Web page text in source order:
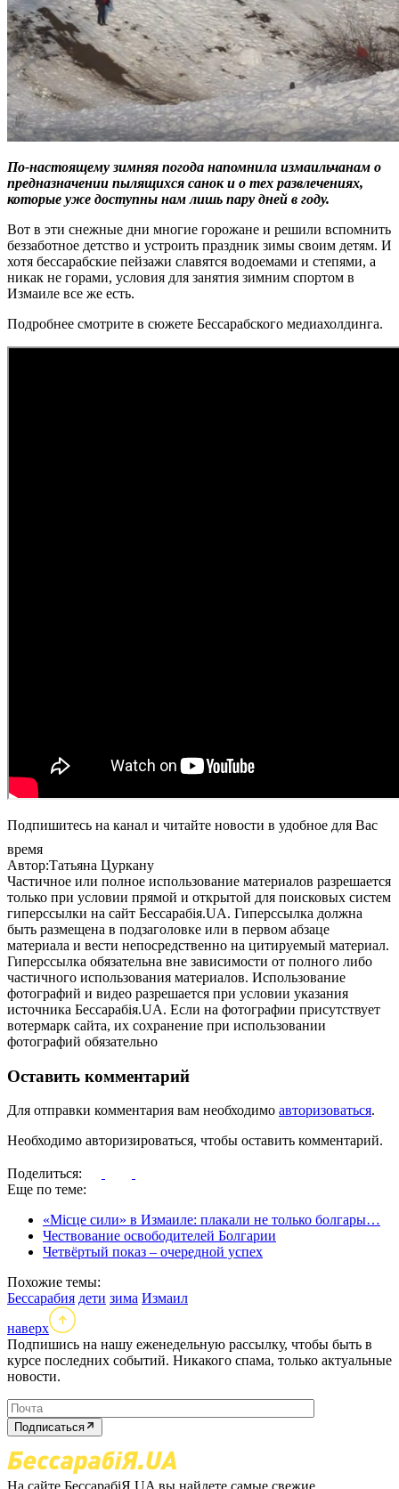
По-настоящему зимняя погода напомнила измаильчанам о
предназначении пылящихся санок и о тех развлечениях,
которые уже доступны нам лишь пару дней в году.
Вот в эти снежные дни многие горожане и решили вспомнить
беззаботное детство и устроить праздник зимы своим детям. И
хотя бессарабские пейзажи славятся водоемами и степями, а
никак не горами, условия для занятия зимним спортом в
Измаиле все же есть.
Подробнее смотрите в сюжете Бессарабского медиахолдинга.
Подпишитесь на канал и читайте новости в удобное для Вас
время
Автор:Татьяна Цуркану
Частичное или полное использование материалов разрешается
только при условии прямой и открытой для поисковых систем
гиперссылки на сайт Бессарабія.UA. Гиперссылка должна
быть размещена в подзаголовке или в первом абзаце
материала и вести непосредственно на цитируемый материал.
Гиперссылка обязательна вне зависимости от полного либо
частичного использования материалов. Использование
фотографий и видео разрешается при условии указания
источника Бессарабія.UA. Если на фотографии присутствует
вотермарк сайта, их сохранение при использовании
фотографий обязательно
Оставить комментарий
Для отправки комментария вам необходимо авторизоваться.
Необходимо авторизироваться, чтобы оставить комментарий.
Поделиться:
Еще по теме:
«Місце сили» в Измаиле: плакали не только болгары…
Чествование освободителей Болгарии
Четвёртый показ – очередной успех
Похожие темы:
Бессарабия дети зима Измаил
наверх
Подпишись на нашу еженедельную рассылку, чтобы быть в
курсе последних событий. Никакого спама, только актуальные
новости.
Подписаться